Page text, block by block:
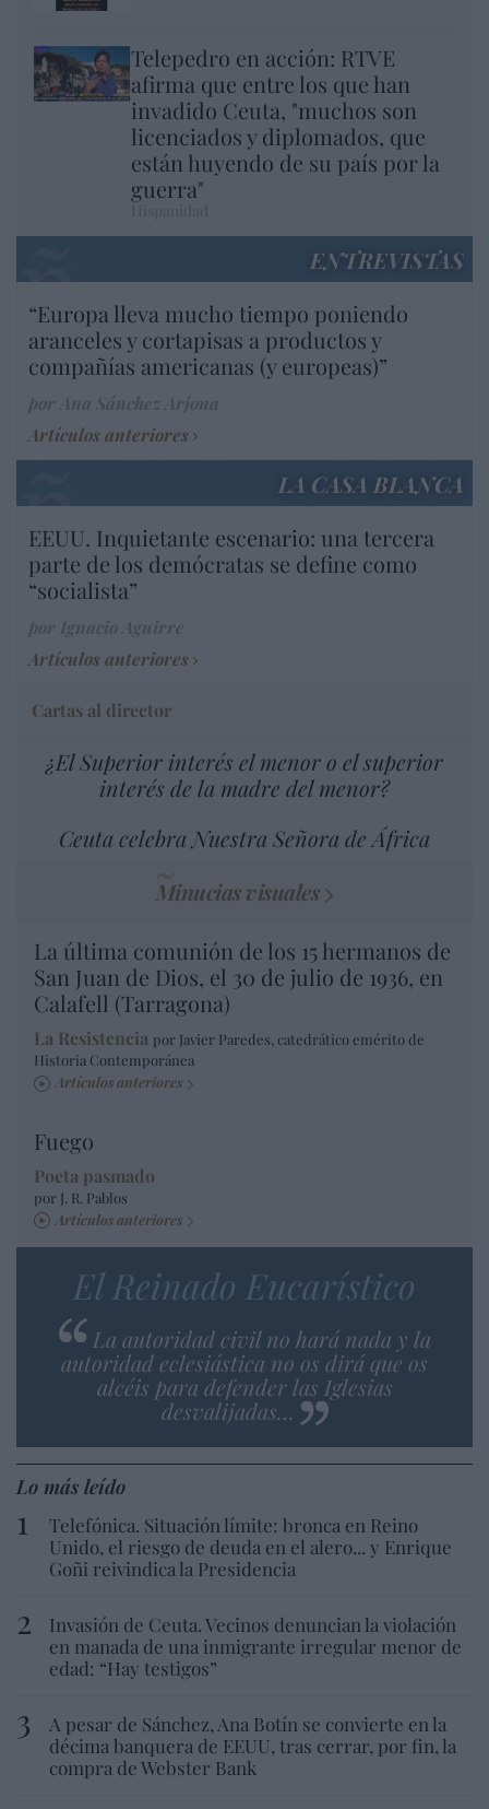
Telepedro en acción: RTVE
afirma que entre los que han
invadido Ceuta, "muchos son
licenciados y diplomados, que
están huyendo de su país por la
guerra"
ENTREVISTAS
“Europa lleva mucho tiempo poniendo
aranceles y cortapisas a productos y
compañías americanas (y europeas)”
Artículos anteriores
LA CASA BLANCA
EEUU. Inquietante escenario: una tercera
parte de los demócratas se define como
“socialista”
Artículos anteriores
Cartas al director
¿El Superior interés el menor o el superior
interés de la madre del menor?
Ceuta celebra Nuestra Señora de África
Minucias visuales
La última comunión de los 15 hermanos de
San Juan de Dios, el 30 de julio de 1936, en
Calafell (Tarragona)
La Resistencia por Javier Paredes, catedrático emérito de
Historia Contemporánea
Artículos anteriores
Fuego
Poeta pasmado
por J. R. Pablos
Artículos anteriores
El Reinado Eucarístico
La autoridad civil no hará nada y la
autoridad eclesiástica no os dirá que os
alcéis para defender las Iglesias
desvalijadas…
Lo más leído
Telefónica. Situación límite: bronca en Reino
Unido, el riesgo de deuda en el alero... y Enrique
Goñi reivindica la Presidencia
Invasión de Ceuta. Vecinos denuncian la violación
en manada de una inmigrante irregular menor de
edad: “Hay testigos”
A pesar de Sánchez, Ana Botín se convierte en la
décima banquera de EEUU, tras cerrar, por fin, la
compra de Webster Bank